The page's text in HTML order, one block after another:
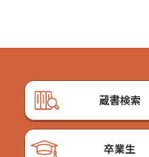
蔵書検索
卒業生